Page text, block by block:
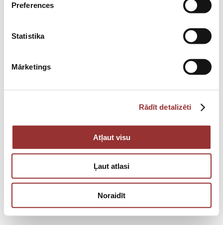
Preferences
Statistika
Mārketings
Rādīt detalizēti
Atļaut visu
Ļaut atlasi
Noraidīt
(for 1 person)